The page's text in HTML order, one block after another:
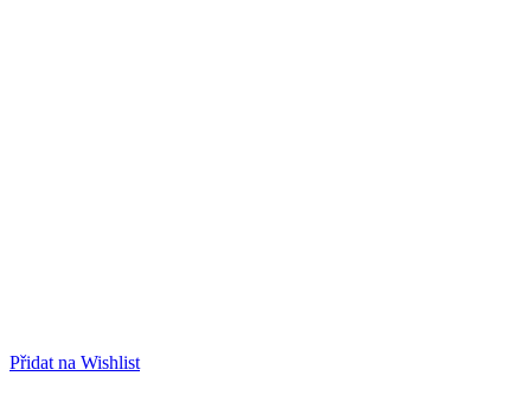
Přidat na Wishlist